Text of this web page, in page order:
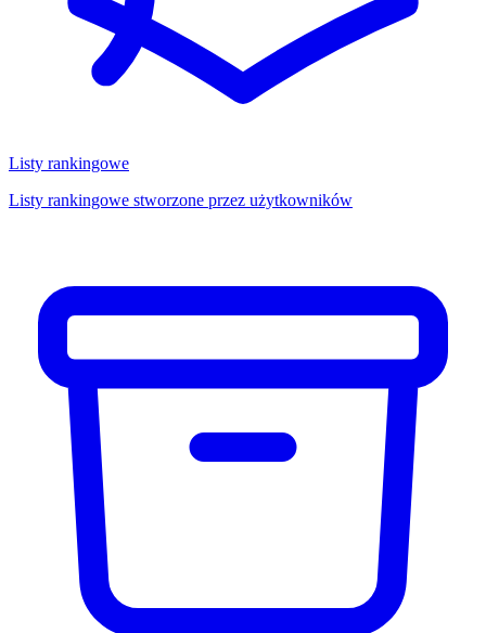
Listy rankingowe
Listy rankingowe stworzone przez użytkowników